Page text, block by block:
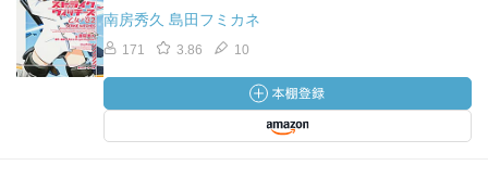
南房秀久 島田フミカネ
171 3.86 10